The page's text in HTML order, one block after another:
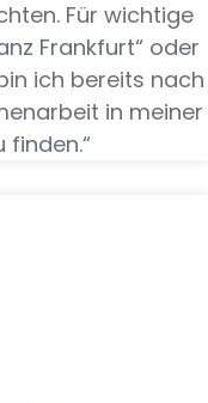
Für wichtige
Frankfurt“ oder
ich bereits nach
in meiner
finden.“